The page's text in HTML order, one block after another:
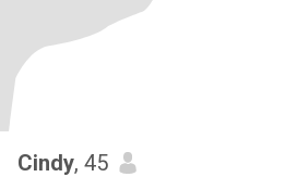
Cindy, 45